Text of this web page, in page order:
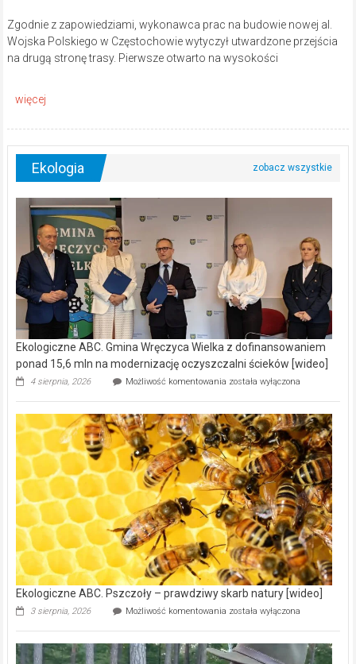
Zgodnie z zapowiedziami, wykonawca prac na budowie nowej al.
Wojska Polskiego w Częstochowie wytyczył utwardzone przejścia
na drugą stronę trasy. Pierwsze otwarto na wysokości
Ekologia
Ekologiczne ABC. Gmina Wręczyca Wielka z dofinansowaniem
ponad 15,6 mln na modernizację oczyszczalni ścieków [wideo]
4 sierpnia, 2026 Możliwość komentowania Ekologiczne
Wręczyca
Wielka
z
dofinansowaniem
ponad
15,6
mln
na
modernizację
oczyszczalni
ścieków
[wideo]
została wyłączona
Ekologiczne ABC. Pszczoły – prawdziwy skarb natury [wideo]
3 sierpnia, 2026 Możliwość komentowania Ekologiczne
–
prawdziwy
została wyłączona